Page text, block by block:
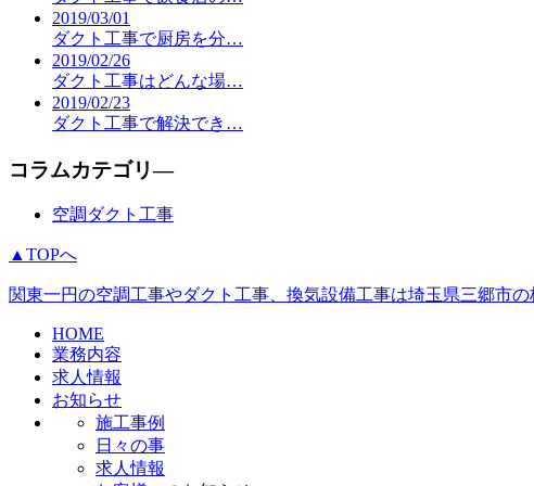
2019/03/01
ダクト工事で厨房を分…
2019/02/26
ダクト工事はどんな場…
2019/02/23
ダクト工事で解決でき…
コラムカテゴリ―
空調ダクト工事
▲TOPへ
関東一円の空調工事やダクト工事、換気設備工事は埼玉県三郷市
HOME
業務内容
求人情報
お知らせ
施工事例
日々の事
求人情報